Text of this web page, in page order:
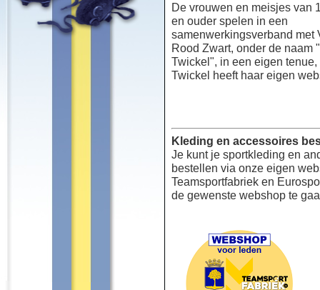
De vrouwen en meisjes van
en ouder spelen in een
samenwerkingsverband met
Rood Zwart, onder de naam
Twickel", in een eigen
Twickel heeft haar eigen
Kleding en accessoires
Je kunt je sportkleding en
bestellen via onze eigen
Teamsportfabriek en
de gewenste webshop te